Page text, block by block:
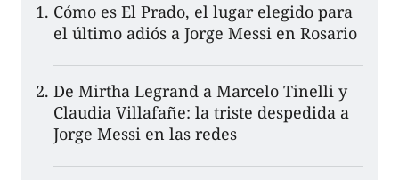
Cómo es El Prado, el lugar elegido para
el último adiós a Jorge Messi en Rosario
De Mirtha Legrand a Marcelo Tinelli y
Claudia Villafañe: la triste despedida a
Jorge Messi en las redes